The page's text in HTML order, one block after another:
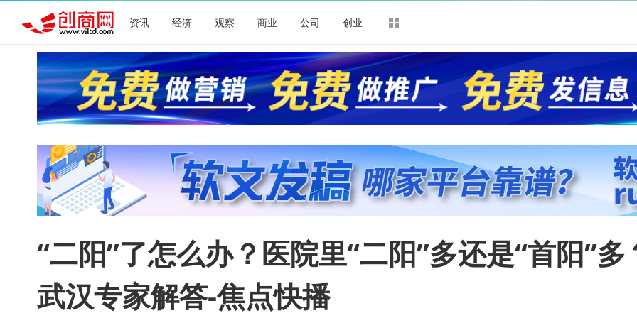
资讯 经济 观察 商业 公司 创业
“二阳”了怎么办？医院里“二阳”多还是“首阳”多
武汉专家解答-焦点快播